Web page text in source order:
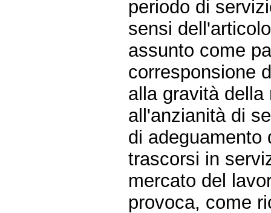
periodo di
sensi
assunto come
corresponsione
alla gravità
all'anzianità di
di adeguamento
trascorsi in
mercato del
provoca, come